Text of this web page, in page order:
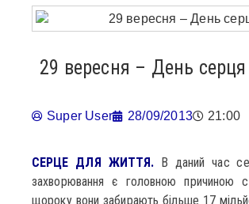
29 вересня – День серця
Super User 28/09/2013 21:00
СЕРЦЕ ДЛЯ ЖИТТЯ. В даний час
захворювання є головною причиною
щороку вони забирають більше 17